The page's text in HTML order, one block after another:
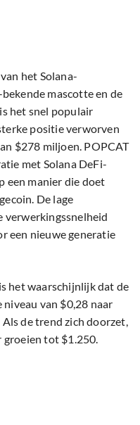
het Solana-
mascotte en de
het snel populair
positie verworven
$278 miljoen. POPCAT
met Solana DeFi-
een manier die doet
De lage
verwerkingssnelheid
een nieuwe generatie
het waarschijnlijk dat de
van $0,28 naar
de trend zich doorzet,
groeien tot $1.250.